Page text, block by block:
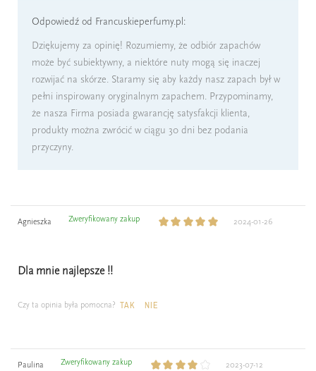
Odpowiedź od Francuskieperfumy.pl:
Dziękujemy za opinię! Rozumiemy, że odbiór zapachów
może być subiektywny, a niektóre nuty mogą się inaczej
rozwijać na skórze. Staramy się aby każdy nasz zapach był w
pełni inspirowany oryginalnym zapachem. Przypominamy,
że nasza Firma posiada gwarancję satysfakcji klienta,
produkty można zwrócić w ciągu 30 dni bez podania
przyczyny.
Agnieszka Zweryfikowany zakup 2024-01-26
Dla mnie najlepsze !!
Czy ta opinia była pomocna? TAK NIE
Paulina Zweryfikowany zakup 2023-07-12